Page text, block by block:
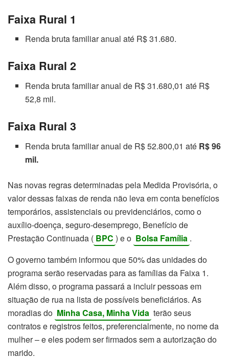
Faixa Rural 1
Renda bruta familiar anual até R$ 31.680.
Faixa Rural 2
Renda bruta familiar anual de R$ 31.680,01 até R$
52,8 mil.
Faixa Rural 3
Renda bruta familiar anual de R$ 52.800,01 até R$ 96
mil.
Nas novas regras determinadas pela Medida Provisória, o
valor dessas faixas de renda não leva em conta benefícios
temporários, assistenciais ou previdenciários, como o
auxílio-doença, seguro-desemprego, Benefício de
Prestação Continuada ( BPC ) e o Bolsa Família .
O governo também informou que 50% das unidades do
programa serão reservadas para as famílias da Faixa 1.
Além disso, o programa passará a incluir pessoas em
situação de rua na lista de possíveis beneficiários. As
moradias do Minha Casa, Minha Vida terão seus
contratos e registros feitos, preferencialmente, no nome da
mulher – e eles podem ser firmados sem a autorização do
marido.